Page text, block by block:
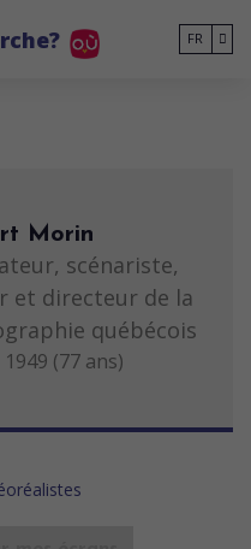
FR
Morin
scénariste,
et directeur de la
québécois
(77 ans)